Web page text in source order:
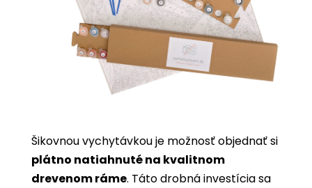
Šikovnou vychytávkou je možnosť objednať si
plátno natiahnuté na kvalitnom
drevenom ráme. Táto drobná investícia sa